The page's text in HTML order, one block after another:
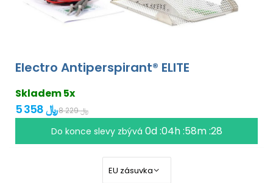
Electro Antiperspirant® ELITE
Skladem 5x
5 358 ﷼ 8 229 ﷼
Do konce slevy zbývá 0d :04h :58m :27